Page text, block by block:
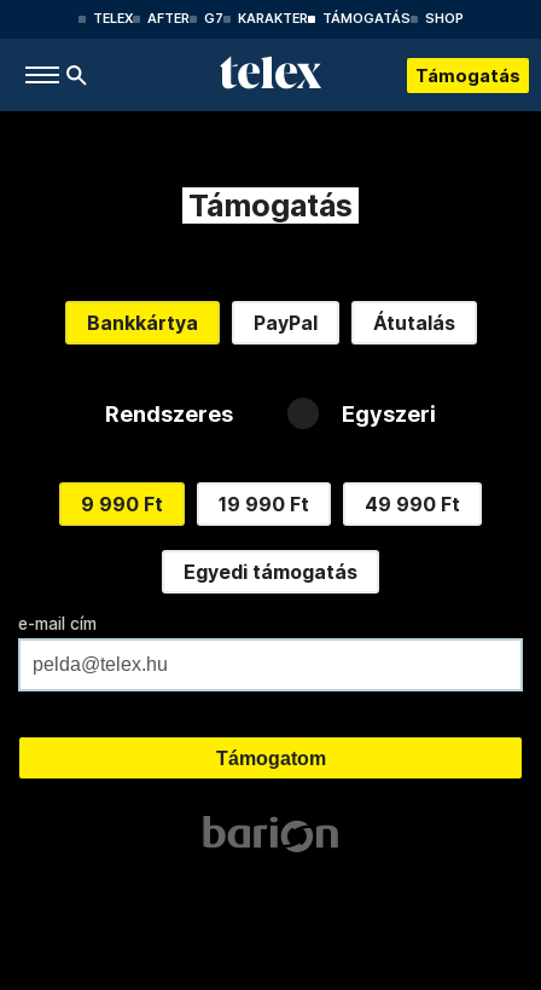
TELEX AFTER G7 KARAKTER TÁMOGATÁS SHOP
Támogatás
Támogatás
Bankkártya PayPal Átutalás
Rendszeres Egyszeri
9 990 Ft 19 990 Ft 49 990 Ft
Egyedi támogatás
e-mail cím